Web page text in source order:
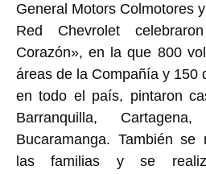
General Motors Colmotores
Red Chevrolet
Corazón», en la que 800
áreas de la Compañía y 150
en todo el país, pintaron
Barranquilla,
Bucaramanga. También se
las familias y se